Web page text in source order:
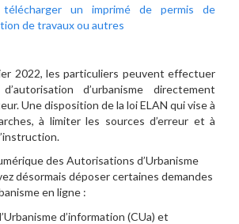
un imprimé de permis de
de travaux ou autres
2022, les particuliers peuvent effectuer
d’urbanisme directement
Une disposition de la loi ELAN qui vise à
à limiter les sources d’erreur et à
des Autorisations d’Urbanisme
désormais déposer certaines demandes
en ligne :
d’information (CUa) et